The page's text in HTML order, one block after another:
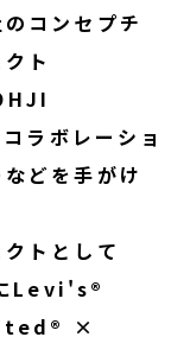
コンセプチ
ト
ラボレーショ
どを手がけ
トとして
Levi's®
×